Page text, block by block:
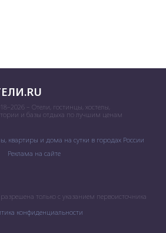
– Отели, гостинцы, хостелы,
и базы отдыха по лучшим ценам
квартиры и дома на сутки в городах России
Реклама на сайте
только с указанием первоисточника
конфиденциальности